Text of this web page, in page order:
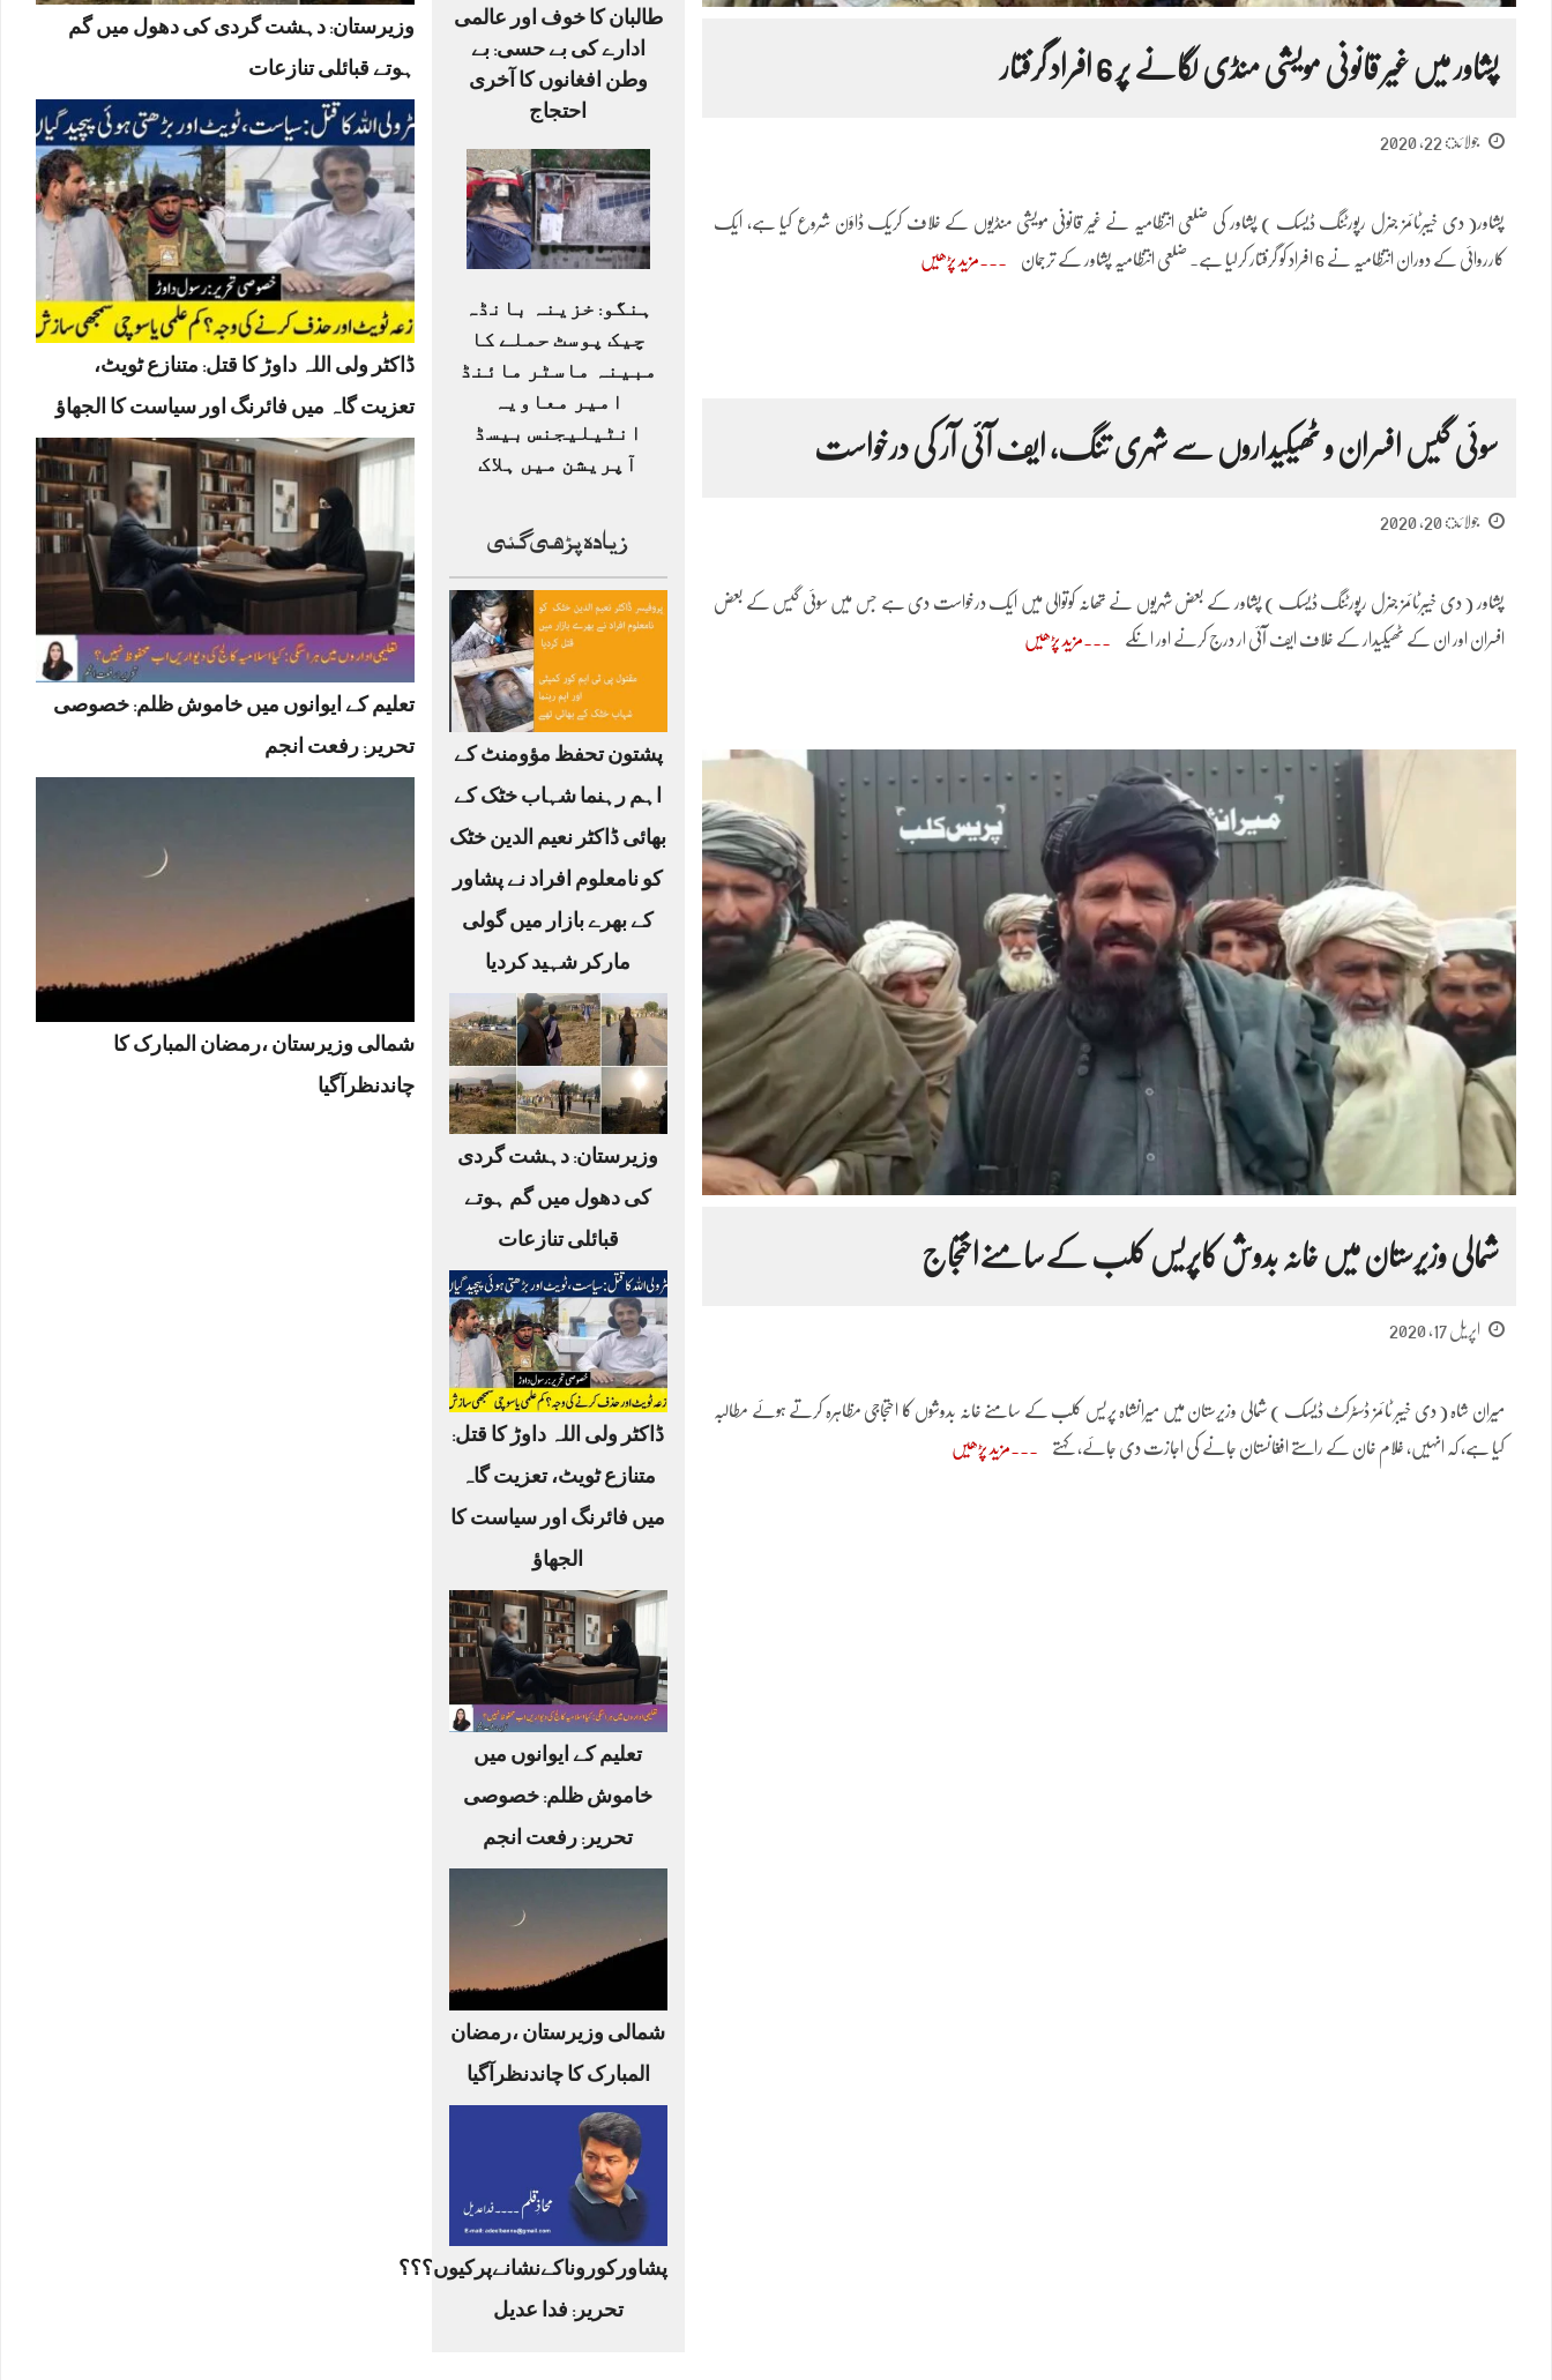
وزیرستان: دہشت گردی کی دھول میں گم
ہوتے قبائلی تنازعات
ڈاکٹر ولی اللہ داوڑ کا قتل: متنازع ٹویٹ،
تعزیت گاہ میں فائرنگ اور سیاست کا الجھاؤ
تعلیم کے ایوانوں میں خاموش ظلم: خصوصی
تحریر: رفعت انجم
شمالی وزیرستان ،رمضان المبارک کا
چاندنظرآگیا
طالبان کا خوف اور عالمی
ادارے کی بے حسی: بے
وطن افغانوں کا آخری
احتجاج
ہنگو: خزینہ بانڈہ
چیک پوسٹ حملے کا
مبینہ ماسٹر مائنڈ
امیر معاویہ
انٹیلیجنس بیسڈ
آپریشن میں ہلاک
زیادہ پڑھی گئی
پشتون تحفظ مؤومنٹ کے
اہم رہنما شہاب خٹک کے
بھائی ڈاکٹر نعیم الدین خٹک
کو نامعلوم افراد نے پشاور
کے بھرے بازار میں گولی
مارکر شہید کردیا
وزیرستان: دہشت گردی
کی دھول میں گم ہوتے
قبائلی تنازعات
ڈاکٹر ولی اللہ داوڑ کا قتل:
متنازع ٹویٹ، تعزیت گاہ
میں فائرنگ اور سیاست کا
الجھاؤ
تعلیم کے ایوانوں میں
خاموش ظلم: خصوصی
تحریر: رفعت انجم
شمالی وزیرستان ،رمضان
المبارک کا چاندنظرآگیا
پشاورکوروناکےنشانےپرکیوں؟؟؟
تحریر: فدا عدیل
پشاور میں غیر قانونی مویشی منڈی لگانے پر 6 افراد گرفتار
جولائ 22, 2020
پشاور( دی خیبرٹائمز جنرل رپورٹنگ ڈیسک ) پشاور کی ضلعی انتظامیہ نے غیر قانونی مویشی منڈیوں کے خلاف کریک ڈاؤن شروع کیا ہے، ایک
کارروائی کے دوران انتظامیہ نے 6 افراد کو گرفتار کرلیا ہے۔ ضلعی انتظامیہ پشاور کے ترجمان مزید پڑھیں
سوئی گیس افسران و ٹھیکیداروں سے شہری تنگ، ایف آئی آر کی درخواست
جولائ 20, 2020
پشاور ( دی خیبرٹائمز جنرل رپورٹنگ ڈیسک ) پشاور کے بعض شہریوں نے تھانہ کوتوالی میں ایک درخواست دی ہے جس میں سوئی گیس کے بعض
افسران اور ان کے ٹھیکیدار کے خلاف ایف آئی ار درج کرنے اور انکے مزید پڑھیں
شمالی وزیرستان میں خانہ بدوش کاپریس کلب کےسامنےاختجاج
اپریل 17, 2020
میران شاہ ( دی خیبر ٹائمز ڈسٹرکٹ ڈیسک ) شمالی وزیرستان میں میرانشاہ پریس کلب کے سامنے خانہ بدوشوں کا احتجاجی مظاہرہ کرتے ہوئے مطالبہ
کیا ہے، کہ انہیں، غلام خان کے راستے افغانستان جانے کی اجازت دی جائے، کہتے مزید پڑھیں